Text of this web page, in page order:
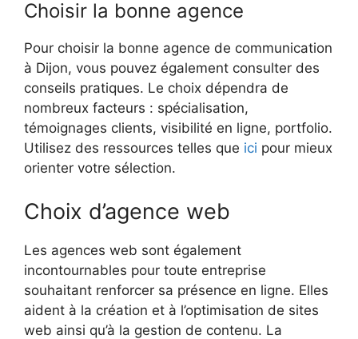
Choisir la bonne agence
Pour choisir la bonne agence de communication
à Dijon, vous pouvez également consulter des
conseils pratiques. Le choix dépendra de
nombreux facteurs : spécialisation,
témoignages clients, visibilité en ligne, portfolio.
Utilisez des ressources telles que ici pour mieux
orienter votre sélection.
Choix d’agence web
Les agences web sont également
incontournables pour toute entreprise
souhaitant renforcer sa présence en ligne. Elles
aident à la création et à l’optimisation de sites
web ainsi qu’à la gestion de contenu. La